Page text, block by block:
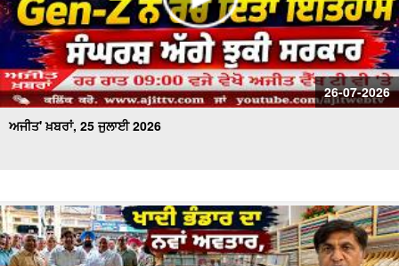
26-07-2026
ਅਜੀਤ' ਖ਼ਬਰਾਂ, 25 ਜੁਲਾਈ 2026